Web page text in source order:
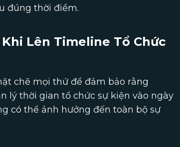
đúng thời điểm.
Lên Timeline Tổ Chức
chẽ mọi thứ để đảm bảo rằng
lý thời gian tổ chức sự kiện vào ngày
có thể ảnh hưởng đến toàn bộ sự